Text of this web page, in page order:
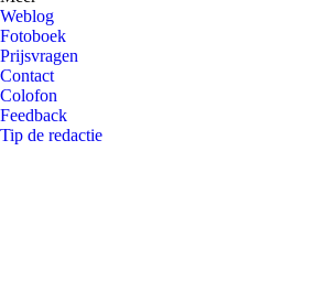
Weblog
Fotoboek
Prijsvragen
Contact
Colofon
Feedback
Tip de redactie